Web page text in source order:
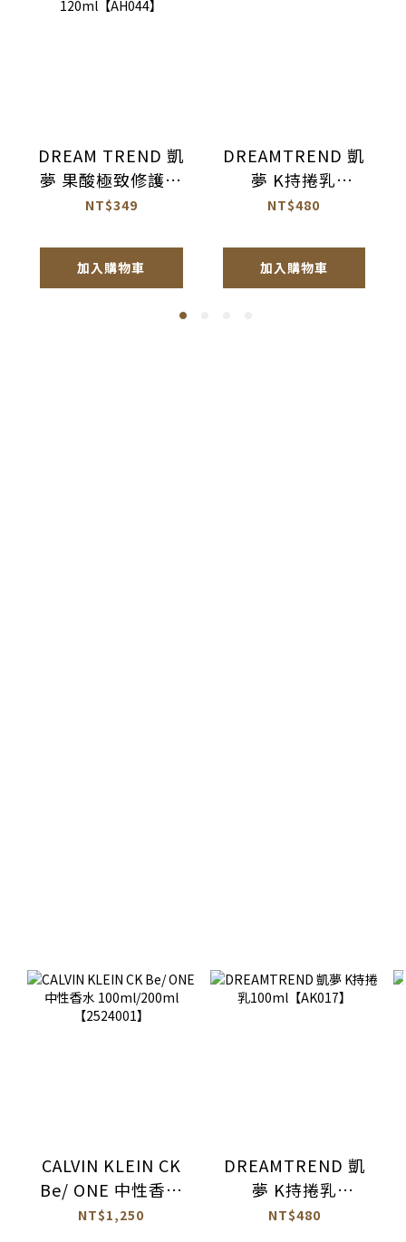
DREAM TREND 凱
夢 果酸極致修護精
華 免沖洗護髮
NT$349
加入購物車
DREAMTREND 凱
夢 K持捲乳
100ml【AK017】
NT$480
加入購物車
CALVIN KLEIN CK
Be/ ONE 中性香水
100ml/200ml
NT$1,250
DREAMTREND 凱
夢 K持捲乳
100ml【AK017】
NT$480